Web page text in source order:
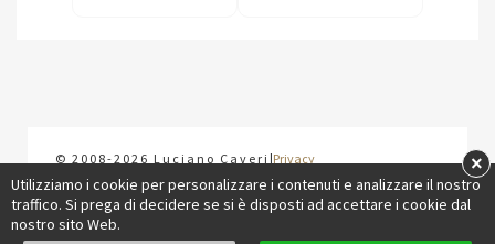
Utilizziamo i cookie per personalizzare i contenuti e analizzare il nostro
traffico. Si prega di decidere se si è disposti ad accettare i cookie dal
nostro sito Web.
×
© 2008-2026 Luciano Caveri |Privacy